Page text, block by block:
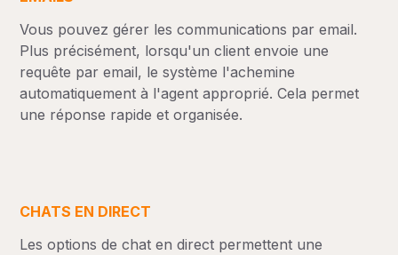
Vous pouvez gérer les communications par email.
Plus précisément, lorsqu'un client envoie une
requête par email, le système l'achemine
automatiquement à l'agent approprié. Cela permet
une réponse rapide et organisée.
CHATS EN DIRECT
Les options de chat en direct permettent une